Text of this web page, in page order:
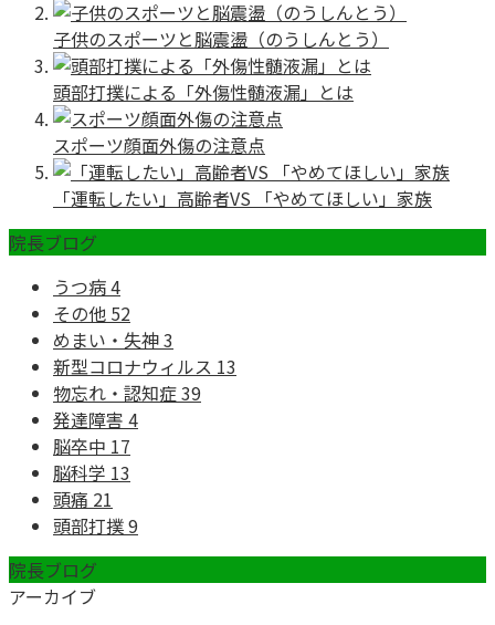
子供のスポーツと脳震盪（のうしんとう）
頭部打撲による「外傷性髄液漏」とは
スポーツ顔面外傷の注意点
「運転したい」高齢者VS 「やめてほしい」家族
院長ブログ
うつ病4
その他 52
めまい・失神3
新型コロナウィルス 13
物忘れ・認知症39
発達障害 4
脳卒中 17
脳科学 13
頭痛 21
頭部打撲9
院長ブログ
アーカイブ